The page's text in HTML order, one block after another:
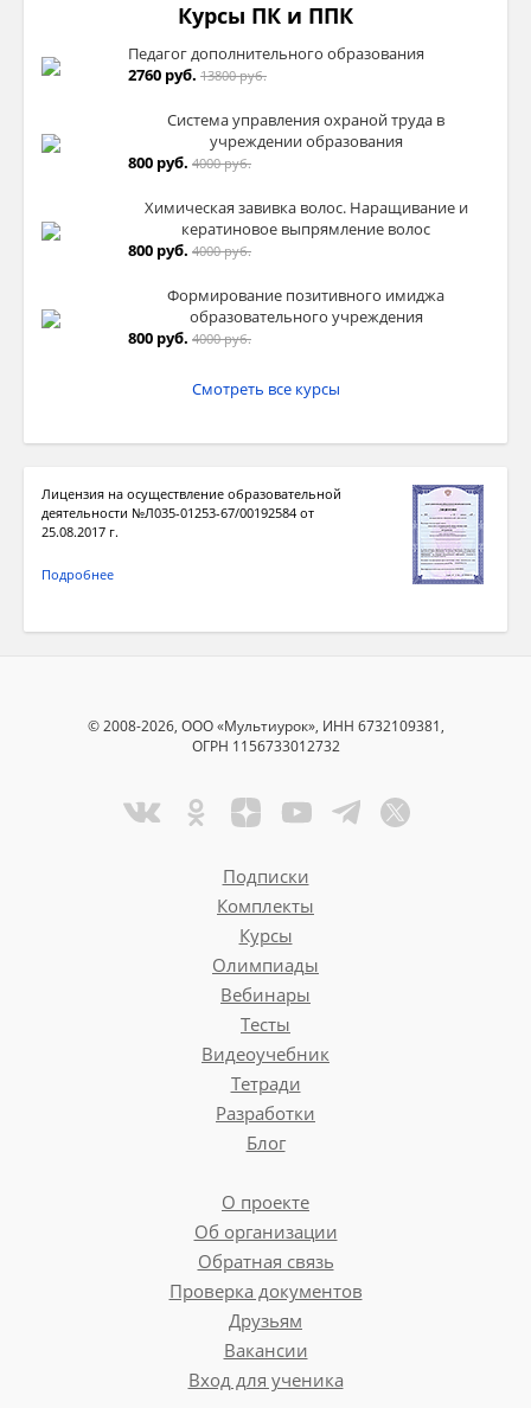
Курсы ПК и ППК
Педагог дополнительного образования
2760 руб. 13800 руб.
Система управления охраной труда в
учреждении образования
800 руб. 4000 руб.
Химическая завивка волос. Наращивание и
кератиновое выпрямление волос
800 руб. 4000 руб.
Формирование позитивного имиджа
образовательного учреждения
800 руб. 4000 руб.
Смотреть все курсы
Лицензия на осуществление образовательной
деятельности №Л035-01253-67/00192584 от
25.08.2017 г.
Подробнее
© 2008-2026, ООО «Мультиурок», ИНН 6732109381,
ОГРН 1156733012732
Подписки
Комплекты
Курсы
Олимпиады
Вебинары
Тесты
Видеоучебник
Тетради
Разработки
Блог
О проекте
Об организации
Обратная связь
Проверка документов
Друзьям
Вакансии
Вход для ученика